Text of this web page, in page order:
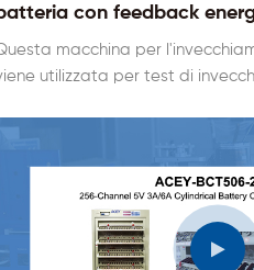
con feedback
macchina per
utilizzata per test di
idrogeno nichel cadmio e altri
dell'apparecchiatura sono
da 10 amp a 100 amp. È adatto
scarica di pacchi batteria come
scooter e così via.